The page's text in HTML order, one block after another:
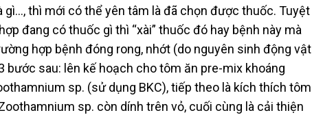
thì mới có thể yên tâm là đã chọn được thuốc. Tuyệt
đang có thuốc gì thì “xài” thuốc đó hay bệnh này mà
hợp bệnh đóng rong, nhớt (do nguyên sinh động vật
sau: lên kế hoạch cho tôm ăn pre-mix khoáng
sp. (sử dụng BKC), tiếp theo là kích thích tôm
sp. còn dính trên vỏ, cuối cùng là cải thiện